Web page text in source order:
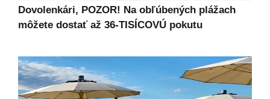
Dovolenkári, POZOR! Na obľúbených plážach
môžete dostať až 36-TISÍCOVÚ pokutu